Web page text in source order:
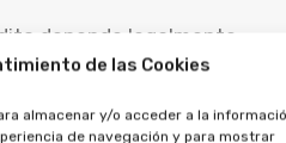
de las Cookies
almacenar y/o acceder a la
de navegación y para mostrar
depende legalmente
porque existe una